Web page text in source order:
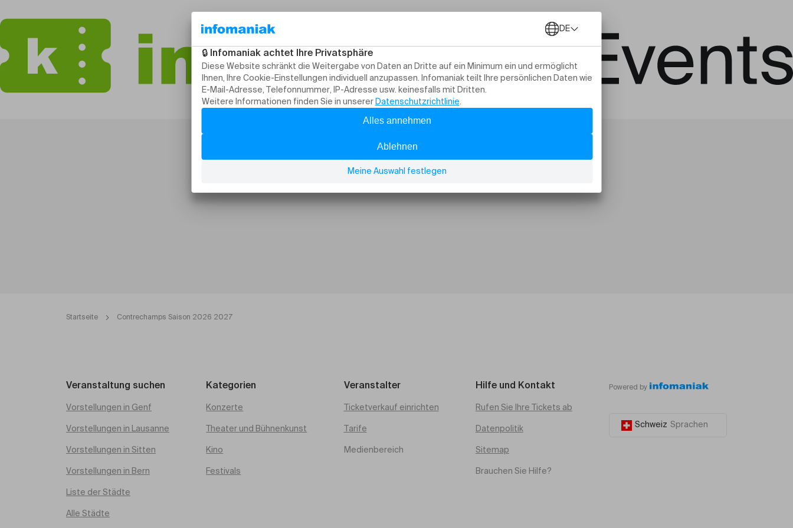
Startseite Contrechamps Saison 2026 2027
Veranstaltung suchen
Vorstellungen in Genf
Vorstellungen in Lausanne
Vorstellungen in Sitten
Vorstellungen in Bern
Liste der Städte
Alle Städte
Kategorien
Konzerte
Theater und Bühnenkunst
Kino
Festivals
Veranstalter
Ticketverkauf einrichten
Tarife
Medienbereich
Hilfe und Kontakt
Rufen Sie Ihre Tickets ab
Datenpolitik
Sitemap
Brauchen Sie Hilfe?
Powered by
Schweiz Sprachen